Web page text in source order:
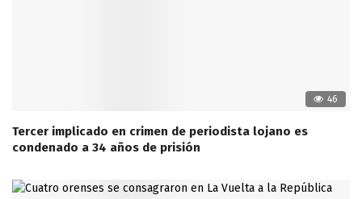
46
Tercer implicado en crimen de periodista lojano es
condenado a 34 años de prisión